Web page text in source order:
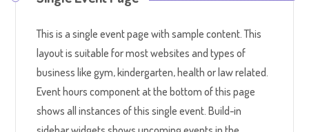
This is a single event page with sample content. This
layout is suitable for most websites and types of
business like gym, kindergarten, health or law related.
Event hours component at the bottom of this page
shows all instances of this single event. Build-in